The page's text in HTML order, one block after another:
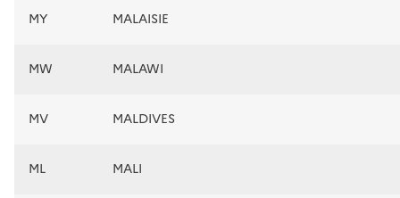
MY MALAISIE
MW MALAWI
MV MALDIVES
ML MALI